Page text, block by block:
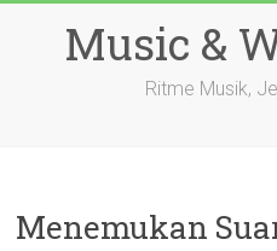
Music &
Ritme Musik,
Menemukan